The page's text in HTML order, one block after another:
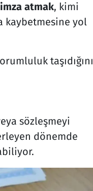
atmak, kimi
kaybetmesine yol
taşıdığını
sözleşmeyi
dönemde